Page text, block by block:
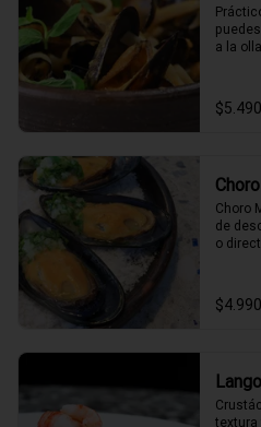
a la
$5.490
Choro
de
o
$4.990
textura